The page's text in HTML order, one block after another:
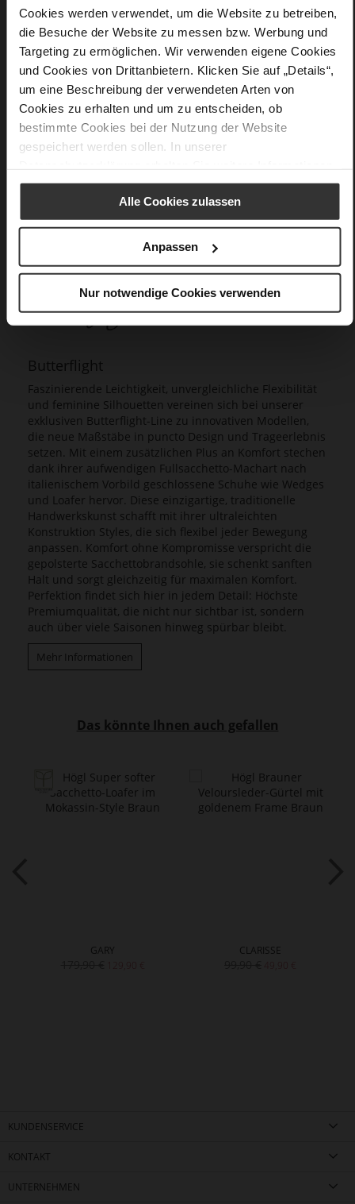
Cookies werden verwendet, um die Website zu betreiben,
die Besuche der Website zu messen bzw. Werbung und
Targeting zu ermöglichen. Wir verwenden eigene Cookies
und Cookies von Drittanbietern. Klicken Sie auf „Details“,
um eine Beschreibung der verwendeten Arten von
Cookies zu erhalten und um zu entscheiden, ob
bestimmte Cookies bei der Nutzung der Website
gespeichert werden sollen. In unserer
Alle Cookies zulassen
Anpassen
Nur notwendige Cookies verwenden
0
flach
Kalbvelourleder in Raulederoptik mit
einem schönen Schreibeffekt
Care
Butterflight
Faszinierende Leichtigkeit, unvergleichliche Flexibilität
und feminine Silhouetten vereinen sich bei unserer
exklusiven Butterflight-Line zu innovativen Modellen,
die neue Maßstäbe in puncto Design und Trageerlebnis
setzen. Mit einem zusätzlichen Plus an Komfort stechen
dank ihrer aufwendigen Fullsacchetto-Machart nach
italienischem Vorbild geschlossene Schuhe wie Wedges
und Loafer hervor. Diese einzigartige, traditionelle
Handwerkskunst schafft mit ihrer ultraleichten
Konstruktion Styles, die sich flexibel jeder Bewegung
anpassen. Komfort ohne Kompromisse verspricht die
gepolsterte Sacchettobrandsohle, sie schenkt sanften
Halt und sorgt gleichzeitig für maximalen Komfort.
Perfektion findet sich hier in jedem Detail: Höchste
Premiumqualität, die nicht nur sichtbar ist, sondern
auch über viele Saisonen hinweg spürbar bleibt.
Mehr Informationen
Das könnte Ihnen auch gefallen
GARY CLARISSE
KUNDENSERVICE
KONTAKT
UNTERNEHMEN